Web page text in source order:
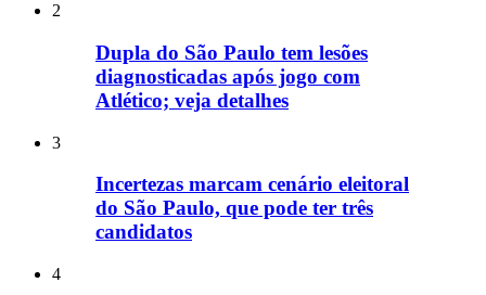
2
Dupla do São Paulo tem lesões
diagnosticadas após jogo com
Atlético; veja detalhes
3
Incertezas marcam cenário eleitoral
do São Paulo, que pode ter três
candidatos
4